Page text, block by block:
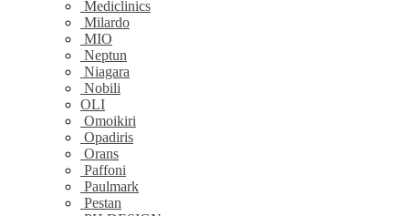
Mediclinics
Milardo
MIO
Neptun
Niagara
Nobili
OLI
Omoikiri
Opadiris
Orans
Paffoni
Paulmark
Pestan